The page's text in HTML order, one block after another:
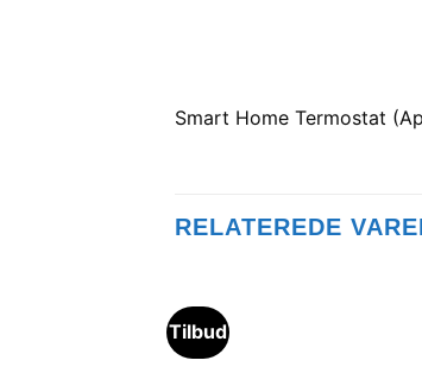
Smart Home Termostat
RELATEREDE
Tilbud